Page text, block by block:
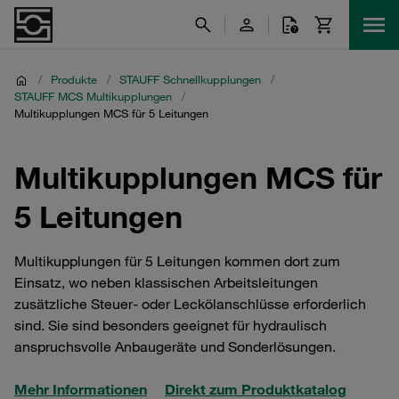
/ Produkte / STAUFF Schnellkupplungen
/
STAUFF MCS Multikupplungen
/
Multikupplungen MCS für 5 Leitungen
Multikupplungen MCS für
5 Leitungen
Multikupplungen für 5 Leitungen kommen dort zum
Einsatz, wo neben klassischen Arbeitsleitungen
zusätzliche Steuer‑ oder Leckölanschlüsse erforderlich
sind. Sie sind besonders geeignet für hydraulisch
anspruchsvolle Anbaugeräte und Sonderlösungen.
Mehr Informationen Direkt zum Produktkatalog